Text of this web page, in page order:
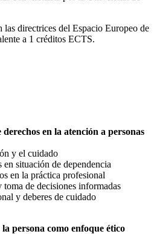
las directrices del Espacio Europeo de
a 1 créditos ECTS.
en la atención a personas
y el cuidado
en situación de dependencia
en la práctica profesional
de decisiones informadas
y deberes de cuidado
persona como enfoque ético